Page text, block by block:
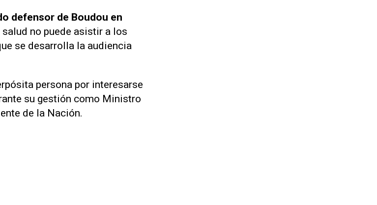
defensor de Boudou en
no puede asistir a los
se desarrolla la audiencia
persona por interesarse
su gestión como Ministro
de la Nación.